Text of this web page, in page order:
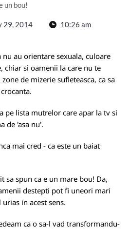
un bou!
29, 2014
10:26 am
au orientare sexuala, culoare
chiar si oamenii la care nu te
de mizerie sufleteasca, ca sa
pe lista mutrelor care apar la tv si
de 'asa nu'.
mai cred - ca este un baiat
sa spun ca e un mare bou! Da,
destepti pot fi uneori mari
in acest sens.
ca o sa-l vad transformandu-